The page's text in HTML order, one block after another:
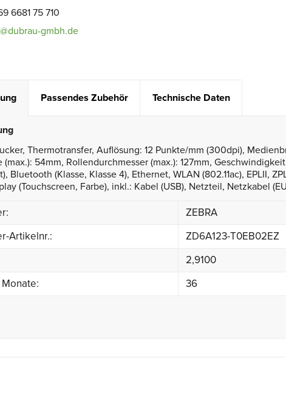
6681 75 710
gmbh.de
Passendes Zubehör Technische Daten
Thermotransfer, Auflösung: 12 Punkte/mm (300dpi),
54mm, Rollendurchmesser (max.): 127mm,
Bluetooth (Klasse, Klasse 4), Ethernet, WLAN (802.11ac), EPLII,
(Touchscreen, Farbe), inkl.: Kabel (USB), Netzteil, Netzkabel
ZEBRA
Artikelnr.:
ZD6A123-T0EB02EZ
2,9100
36